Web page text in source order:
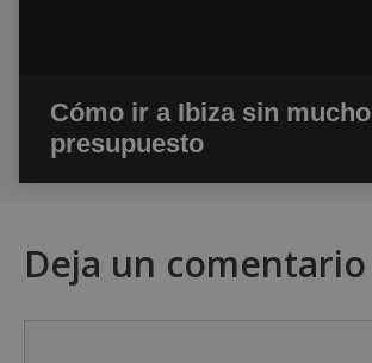
Cómo ir a Ibiza sin mucho
presupuesto
Deja un comentario